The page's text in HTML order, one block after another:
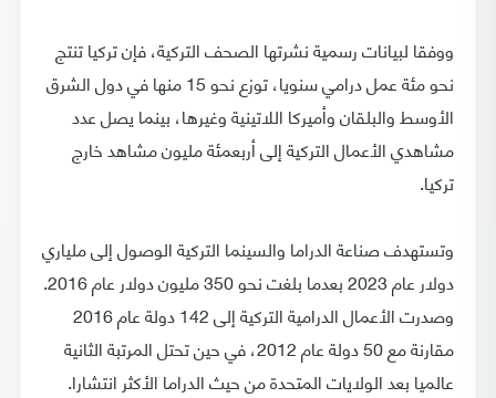
ووفقا لبيانات رسمية نشرتها الصحف التركية، فإن تركيا تنتج
نحو مئة عمل درامي سنويا، توزع نحو 15 منها في دول الشرق
الأوسط والبلقان وأميركا اللاتينية وغيرها، بينما يصل عدد
مشاهدي الأعمال التركية إلى أربعمئة مليون مشاهد خارج
تركيا.
وتستهدف صناعة الدراما والسينما التركية الوصول إلى ملياري
دولار عام 2023 بعدما بلغت نحو 350 مليون دولار عام 2016.
وصدرت الأعمال الدرامية التركية إلى 142 دولة عام 2016
مقارنة مع 50 دولة عام 2012، في حين تحتل المرتبة الثانية
عالميا بعد الولايات المتحدة من حيث الدراما الأكثر انتشارا.